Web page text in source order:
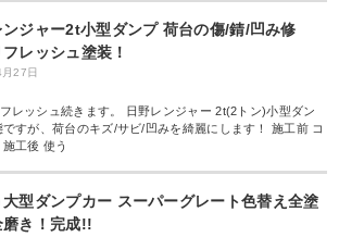
ンジャー2t小型ダンプ 荷台の傷/錆/凹み修
レッシュ塗装！
27日
レッシュ続きます。 日野レンジャー 2t(2トン)小型ダン
すが、荷台のキズ/サビ/凹みを綺麗にします！ 施工前 コ
工後 使う
型ダンプカー スーパーグレート色替え全塗
磨き！完成!!